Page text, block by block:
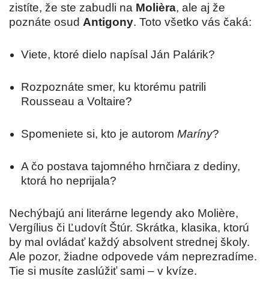
zistíte, že ste zabudli na Molièra, ale aj že
poznáte osud Antigony. Toto všetko vás čaká:
Viete, ktoré dielo napísal Ján Palárik?
Rozpoznáte smer, ku ktorému patrili
Rousseau a Voltaire?
Spomeniete si, kto je autorom Maríny?
A čo postava tajomného hrnčiara z dediny,
ktorá ho neprijala?
Nechýbajú ani literárne legendy ako Molière,
Vergílius či Ľudovít Štúr. Skrátka, klasika, ktorú
by mal ovládať každý absolvent strednej školy.
Ale pozor, žiadne odpovede vám neprezradíme.
Tie si musíte zaslúžiť sami – v kvíze.